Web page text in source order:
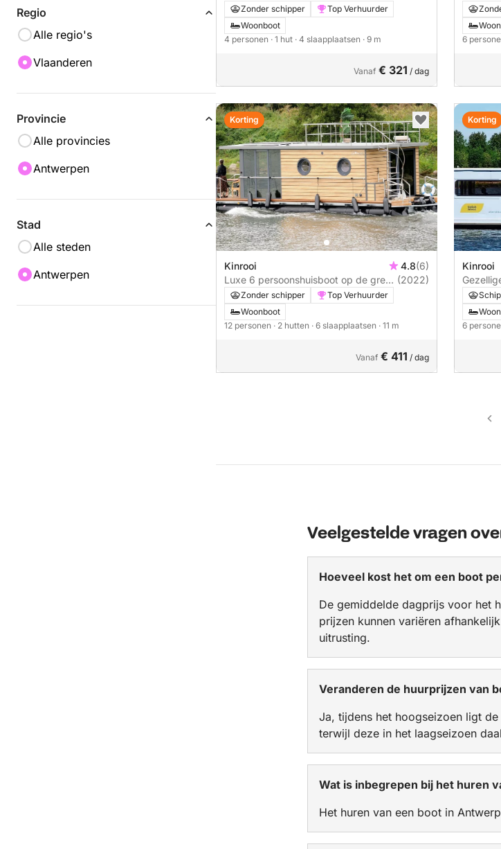
Regio
Alle regio's
Vlaanderen
Provincie
Alle provincies
Antwerpen
Stad
Alle steden
Antwerpen
Nederland/Belgie
Zonder schipper
Top Verhuurder
Woonboot
4 personen · 1 hut · 4 slaapplaatsen · 9 m
Vanaf € 321 / dag
Maas.
6
Kinrooi 4.8(6)
Luxe 6 persoonshuisboot op de grens
maasregio Belgie/ Nederland
(2022)
Zonder schipper
Top Verhuurder
Woonboot
12 personen · 2 hutten · 6 slaapplaatsen · 11 m
Vanaf € 411 / dag
Korting
Kinrooi
Gezellige huisboot op de
6
Korting
Veelgestelde vragen
Hoeveel kost het om een boot
De gemiddelde dagprijs voor het
prijzen kunnen variëren
uitrusting.
Veranderen de huurprijzen van
Ja, tijdens het hoogseizoen ligt
terwijl deze in het laagseizoen
Wat is inbegrepen bij het huren
Het huren van een boot in